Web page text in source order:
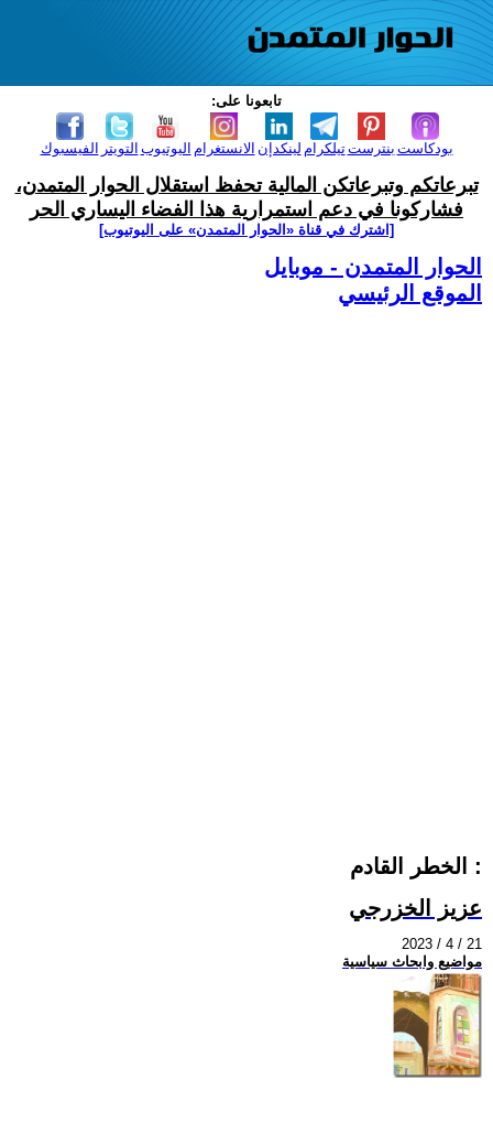
تابعونا على:
الفيسبوك التويتر اليوتيوب الانستغرام لينكدإن تيلكرامبنترست بودكاست
تبرعاتكم وتبرعاتكن المالية تحفظ استقلال الحوار المتمدن،
فشاركونا في دعم استمرارية هذا الفضاء اليساري الحر
[اشترك في قناة ‫«الحوار المتمدن» على اليوتيوب]
الحوار المتمدن - موبايل
الموقع الرئيسي
الخطر القادم :
عزيز الخزرجي
2023 / 4 / 21
مواضيع وابحاث سياسية